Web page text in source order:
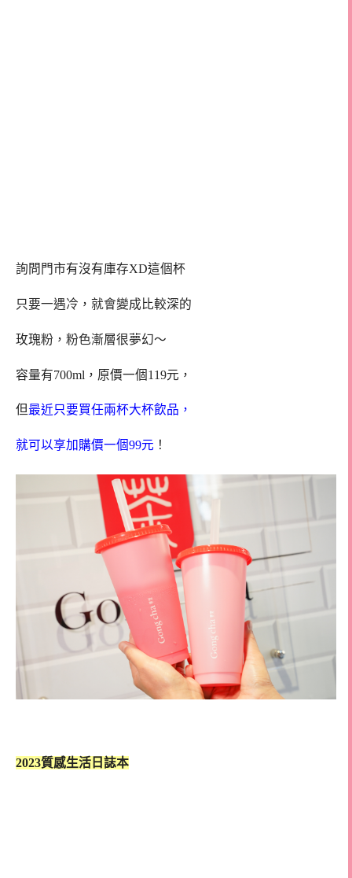
詢問門市有沒有庫存XD這個杯
只要一遇冷，就會變成比較深的
玫瑰粉，粉色漸層很夢幻～
容量有700ml，原價一個119元，
但最近只要買任兩杯大杯飲品，
就可以享加購價一個99元 ！
2023質感生活日誌本